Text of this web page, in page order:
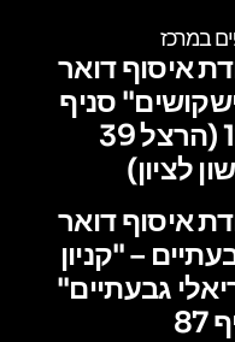
במרכז
איסוף דואר
סניף
128 (הרצל 39
לציון)
איסוף דואר
– "קניון
גבעתיים"
87